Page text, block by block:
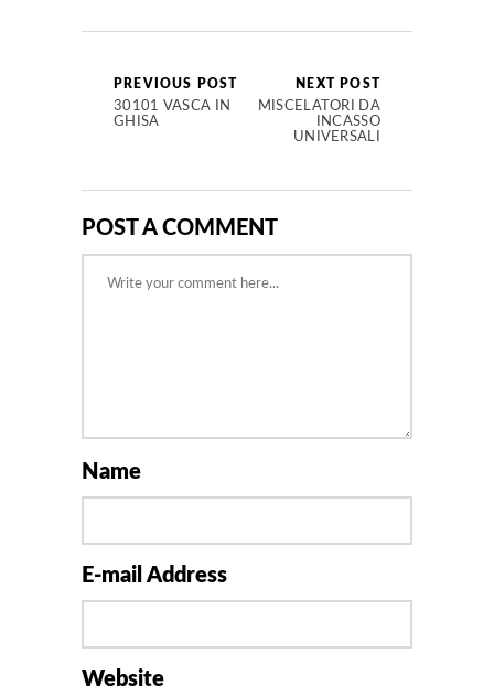
PREVIOUS POST
30101 VASCA IN
GHISA
NEXT POST
MISCELATORI DA
INCASSO
UNIVERSALI
POST A COMMENT
Name
E-mail Address
Website